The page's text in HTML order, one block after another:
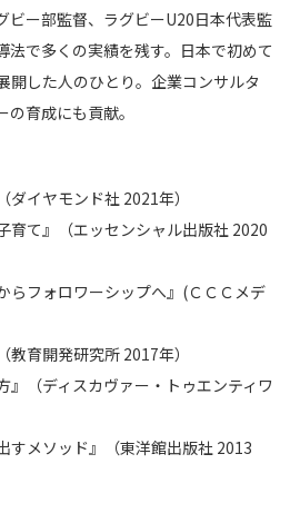
ビー部監督、ラグビーU20日本代表監
法で多くの実績を残す。日本で初めて
開した人のひとり。企業コンサルタ
育成にも貢献。
ダイヤモンド社 2021年）
育て』（エッセンシャル出版社 2020
らフォロワーシップへ』(ＣＣＣメデ
教育開発研究所 2017年）
』（ディスカヴァー・トゥエンティワ
すメソッド』（東洋館出版社 2013